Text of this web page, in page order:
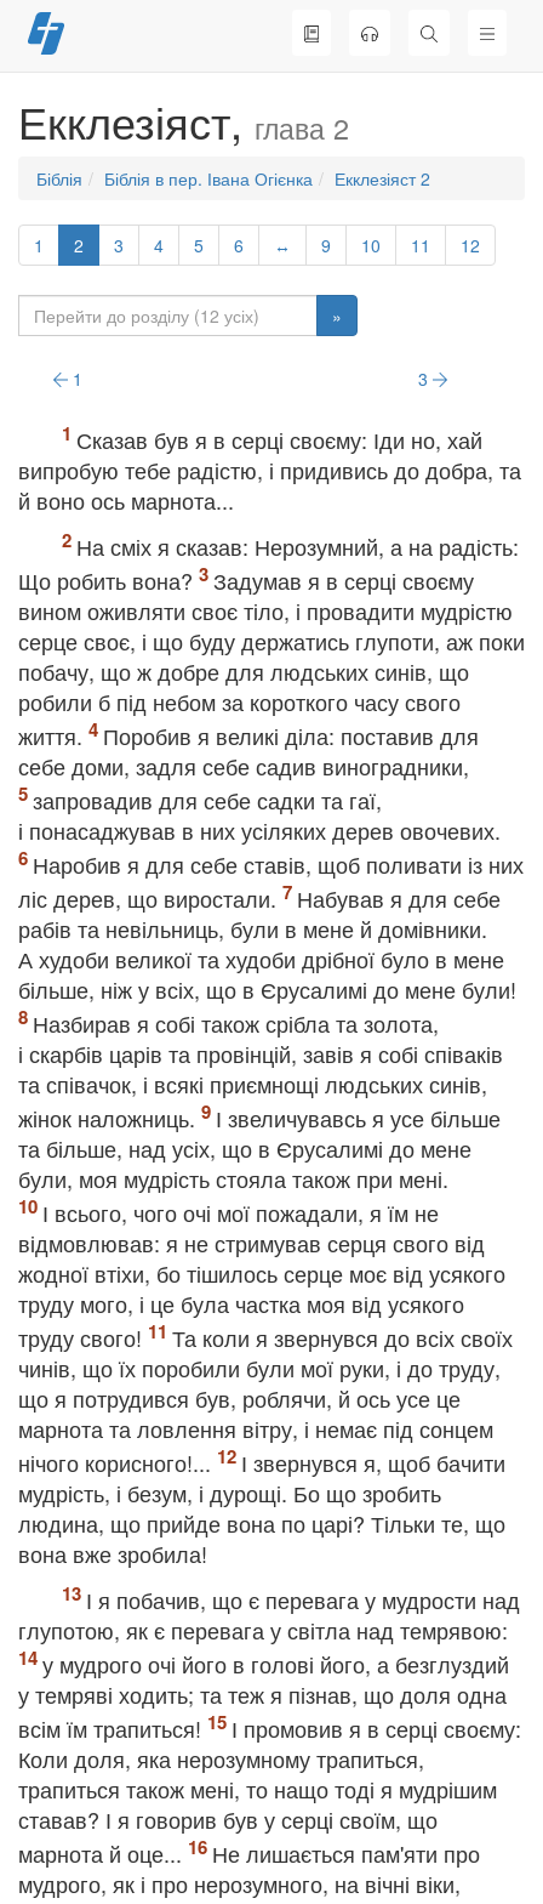
Перейти
до
Екклезіяст, глава 2
Біблія Біблія в пер. Івана Огієнка Екклезіяст 2
1 2 3 4 5 6 ↔ 9 10 11 12
»
1 3
Сказав був я в серці своєму: Іди но, хай
випробую тебе радістю, і придивись до добра, та
й воно ось марнота...
На сміх я сказав: Нерозумний, а на радість:
Що робить вона?
Задумав я в серці своєму
вином оживляти своє тіло, і провадити мудрістю
серце своє, і що буду держатись глупоти, аж поки
побачу, що ж добре для людських синів, що
робили б під небом за короткого часу свого
життя.
Поробив я великі діла: поставив для
себе доми, задля себе садив виноградники,
запровадив для себе садки та гаї,
і понасаджував в них усіляких дерев овочевих.
Наробив я для себе ставів, щоб поливати із них
ліс дерев, що виростали.
Набував я для себе
рабів та невільниць, були в мене й домівники.
А худоби великої та худоби дрібної було в мене
більше, ніж у всіх, що в Єрусалимі до мене були!
Назбирав я собі також срібла та золота,
і скарбів царів та провінцій, завів я собі співаків
та співачок, і всякі приємнощі людських синів,
жінок наложниць.
І звеличувавсь я усе більше
та більше, над усіх, що в Єрусалимі до мене
були, моя мудрість стояла також при мені.
І всього, чого очі мої пожадали, я їм не
відмовлював: я не стримував серця свого від
жодної втіхи, бо тішилось серце моє від усякого
труду мого, і це була частка моя від усякого
труду свого!
Та коли я звернувся до всіх своїх
чинів, що їх поробили були мої руки, і до труду,
що я потрудився був, роблячи, й ось усе це
марнота та ловлення вітру, і немає під сонцем
нічого корисного!...
І звернувся я, щоб бачити
мудрість, і безум, і дурощі. Бо що зробить
людина, що прийде вона по царі? Тільки те, що
вона вже зробила!
І я побачив, що є перевага у мудрости над
глупотою, як є перевага у світла над темрявою:
у мудрого очі його в голові його, а безглуздий
у темряві ходить; та теж я пізнав, що доля одна
всім їм трапиться!
І промовив я в серці своєму:
Коли доля, яка нерозумному трапиться,
трапиться також мені, то нащо тоді я мудрішим
ставав? І я говорив був у серці своїм, що
марнота й оце...
Не лишається пам'яти про
мудрого, як і про нерозумного, на вічні віки,